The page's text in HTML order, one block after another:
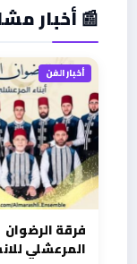
📰 أخبار
أخبار الفن
فرقة الرضوان
المرعشلي